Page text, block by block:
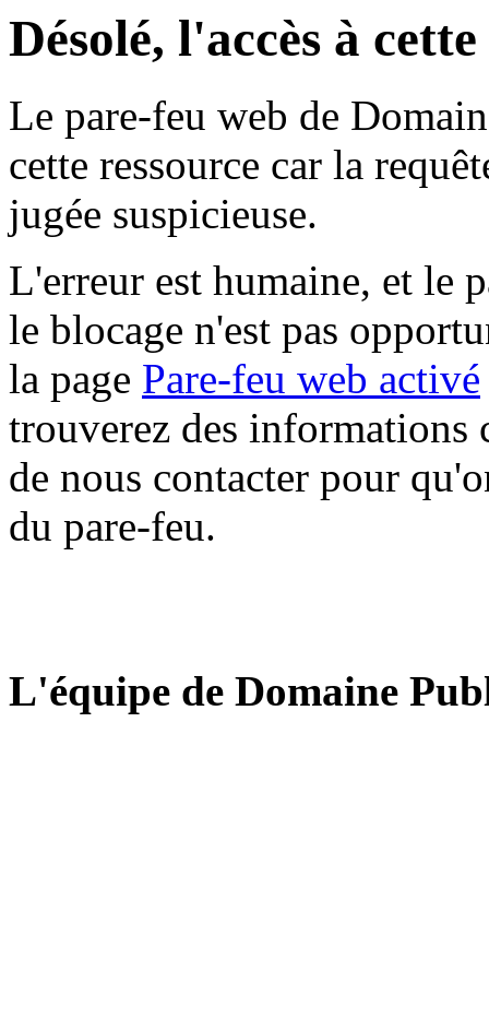
Désolé, l'accès à
Le pare-feu web de
cette ressource car la
jugée suspicieuse.
L'erreur est humaine, et le
le blocage n'est pas
la page Pare-feu web activé
trouverez des informations
de nous contacter pour
du pare-feu.
L'équipe de Domaine